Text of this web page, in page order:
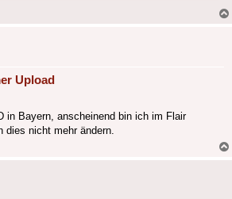
Upload
in Bayern, anscheinend bin ich im Flair
nicht mehr ändern.